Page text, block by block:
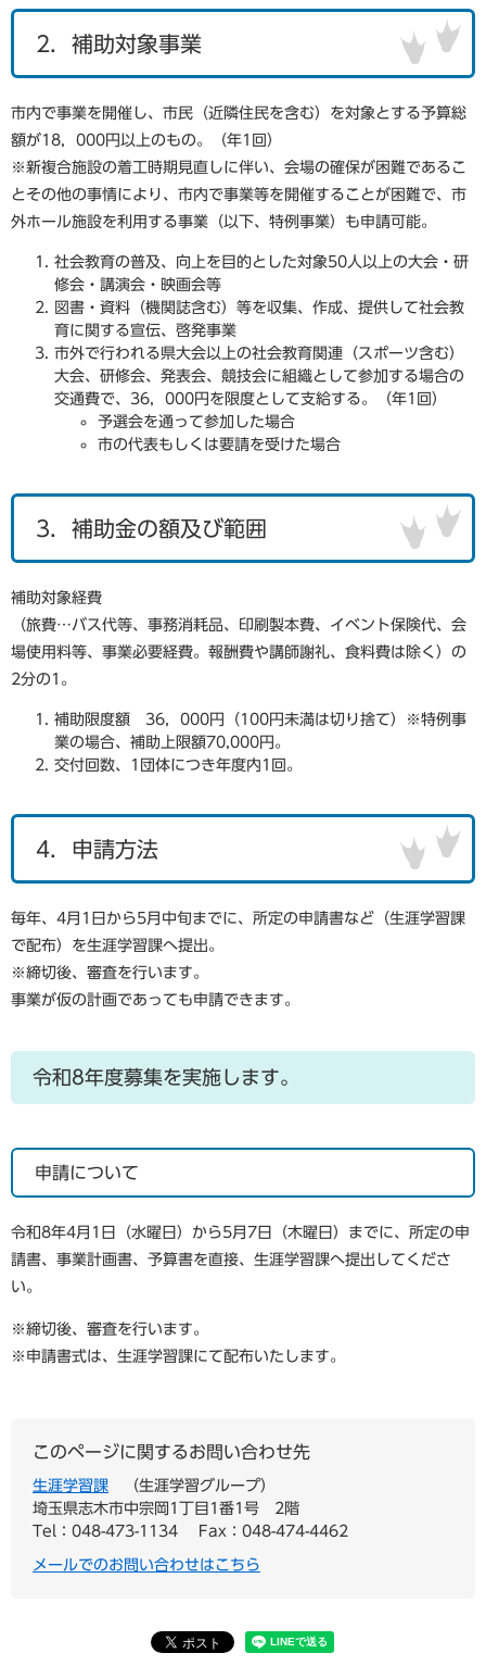
2．補助対象事業
市内で事業を開催し、市民（近隣住民を含む）を対象とする予算総
額が18，000円以上のもの。（年1回）
※新複合施設の着工時期見直しに伴い、会場の確保が困難であるこ
とその他の事情により、市内で事業等を開催することが困難で、 市
外ホール施設を利用する事業（以下、特例事業）も申請可能。
社会教育の普及、向上を目的とした対象50人以上の大会・研
修会・講演会・映画会等
図書・資料（機関誌含む）等を収集、作成、提供して社会教
育に関する宣伝、啓発事業
市外で行われる県大会以上の社会教育関連（スポーツ含む）
大会、研修会、発表会、競技会に組織として参加する場合の
交通費で、36，000円を限度として支給する。（年1回）
予選会を通って参加した場合
市の代表もしくは要請を受けた場合
3．補助金の額及び範囲
補助対象経費
（旅費…バス代等、事務消耗品、印刷製本費、イベント保険代、会
場使用料等、事業必要経費。報酬費や講師謝礼、食料費は除く）の
2分の1。
補助限度額 36，000円（100円未満は切り捨て）※特例事
業の場合、補助上限額70,000円。
交付回数、1団体につき年度内1回。
4．申請方法
毎年、4月1日から5月中旬までに、所定の申請書など（生涯学習課
で配布）を生涯学習課へ提出。
※締切後、審査を行います。
事業が仮の計画であっても申請できます。
令和8年度募集を実施します。
申請について
令和8年4月1日（水曜日）から5月7日（木曜日）までに、所定の申
請書、事業計画書、予算書を直接、生涯学習課へ提出してくださ
い。
※締切後、審査を行います。
※申請書式は、生涯学習課にて配布いたします。
このページに関するお問い合わせ先
生涯学習課
生涯学習グループ
埼玉県志木市中宗岡1丁目1番1号 2階
Tel：048-473-1134
Fax：048-474-4462
メールでのお問い合わせはこちら